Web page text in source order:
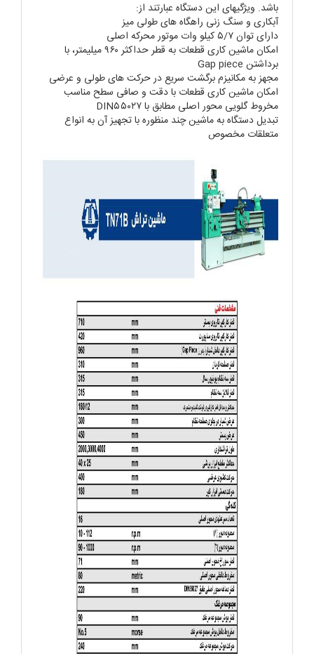
باشد. ویژگیهای این دستگاه عبارتند از:
آبکاری و سنگ زنی راهگاه های طولی میز
دارای توان ۵/۷ کیلو وات موتور محرکه اصلی
امکان ماشین کاری قطعات به قطر حداکثر ۹۶۰ میلیمتر، با
برداشتن Gap piece
مجهز به مکانیزم برگشت سریع در حرکت های طولی و عرضی
امکان ماشین کاری قطعات با دقت و صافی سطح مناسب
مخروط گلویی محور اصلی مطابق باDIN۵۵۰۲۷
تبدیل دستگاه به ماشین چند منظوره با تجهیز آن به انواع
متعلقات مخصوص